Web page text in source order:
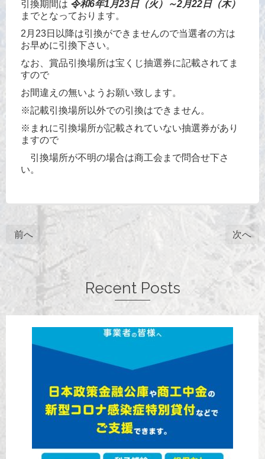
引換期間は 令和6年1月23日（火）～2月22日（木）
までとなっております。
2月23日以降は引換ができませんので当選者の方は
お早めに引換下さい。
なお、賞品引換場所は宝くじ抽選券に記載されてま
すので
お間違えの無いようお願い致します。
※記載引換場所以外での引換はできません。
※まれに引換場所が記載されていない抽選券があり
ますので
引換場所が不明の場合は商工会まで問合せ下さ
い。
前へ 次へ
Recent Posts